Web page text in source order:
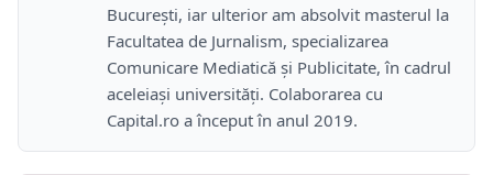
București, iar ulterior am absolvit masterul la
Facultatea de Jurnalism, specializarea
Comunicare Mediatică și Publicitate, în cadrul
aceleiași universități. Colaborarea cu
Capital.ro a început în anul 2019.